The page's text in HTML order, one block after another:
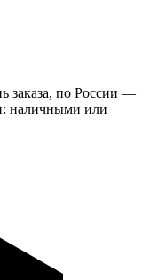
заказа, по России —
наличными или